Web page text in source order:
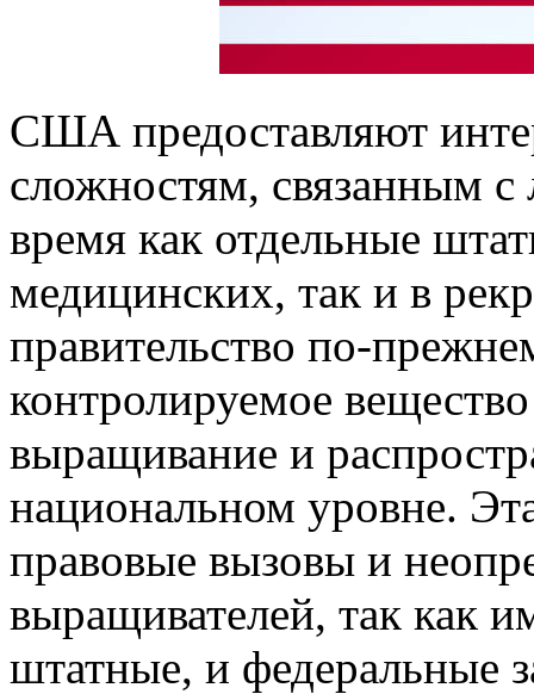
США предоставляют
сложностям, связанным с
время как отдельные
медицинских, так и в
правительство по-
контролируемое
выращивание и
национальном уровне.
правовые вызовы и
выращивателей, так как
штатные, и федеральные